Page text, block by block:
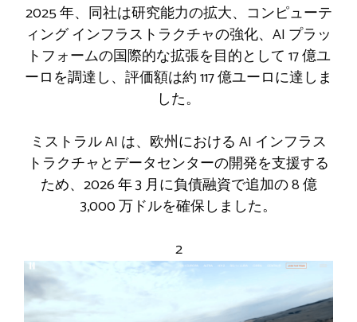
2025 年、同社は研究能力の拡大、コンピューテ
ィング インフラストラクチャの強化、AI プラッ
トフォームの国際的な拡張を目的として 17 億ユ
ーロを調達し、評価額は約 117 億ユーロに達しま
した。
ミストラル AI は、欧州における AI インフラス
トラクチャとデータセンターの開発を支援する
ため、2026 年 3 月に負債融資で追加の 8 億
3,000 万ドルを確保しました。
2